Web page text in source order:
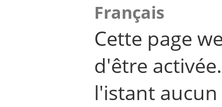
Français
Cette page
d'être
l'istant